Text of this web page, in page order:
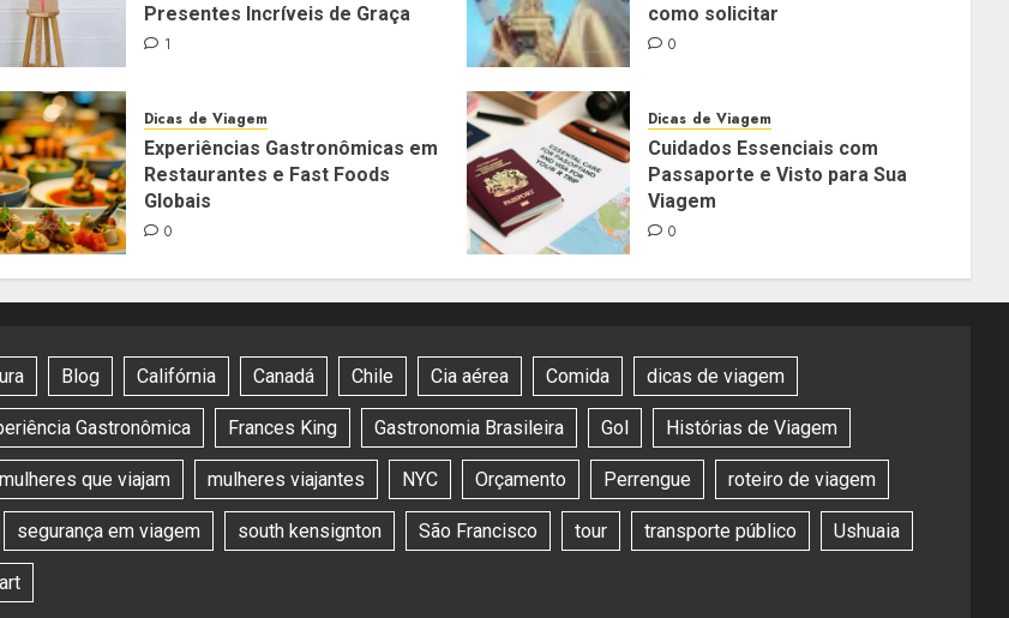
Presentes Incríveis de Graça
1
como solicitar
0
Dicas de Viagem
Experiências Gastronômicas em
Restaurantes e Fast Foods
Globais
0
Dicas de Viagem
Cuidados Essenciais com
Passaporte e Visto para Sua
Viagem
0
Blog Califórnia Canadá Chile Cia aérea Comida dicas de viagem
Gastronômica Frances King Gastronomia Brasileira Gol Histórias de Viagem
mulheres que viajam mulheres viajantes NYC Orçamento Perrengue roteiro de viagem
segurança em viagem south kensignton São Francisco tour transporte público Ushuaia